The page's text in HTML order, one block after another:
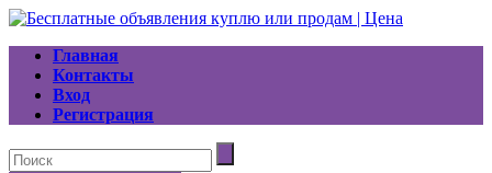
Главная
Контакты
Вход
Регистрация